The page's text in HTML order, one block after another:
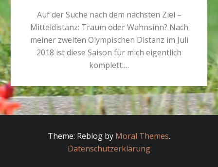
Auf der Suche nach dem nächsten Ziel –
Mitteldistanz: Traum oder Wahnsinn? Nach
meiner zweiten Olympischen Distanz im Juli
2018 ist diese Saison für mich eigentlich
komplett:…
Theme: Reblog by Moral Themes.
Datenschutzerklärung